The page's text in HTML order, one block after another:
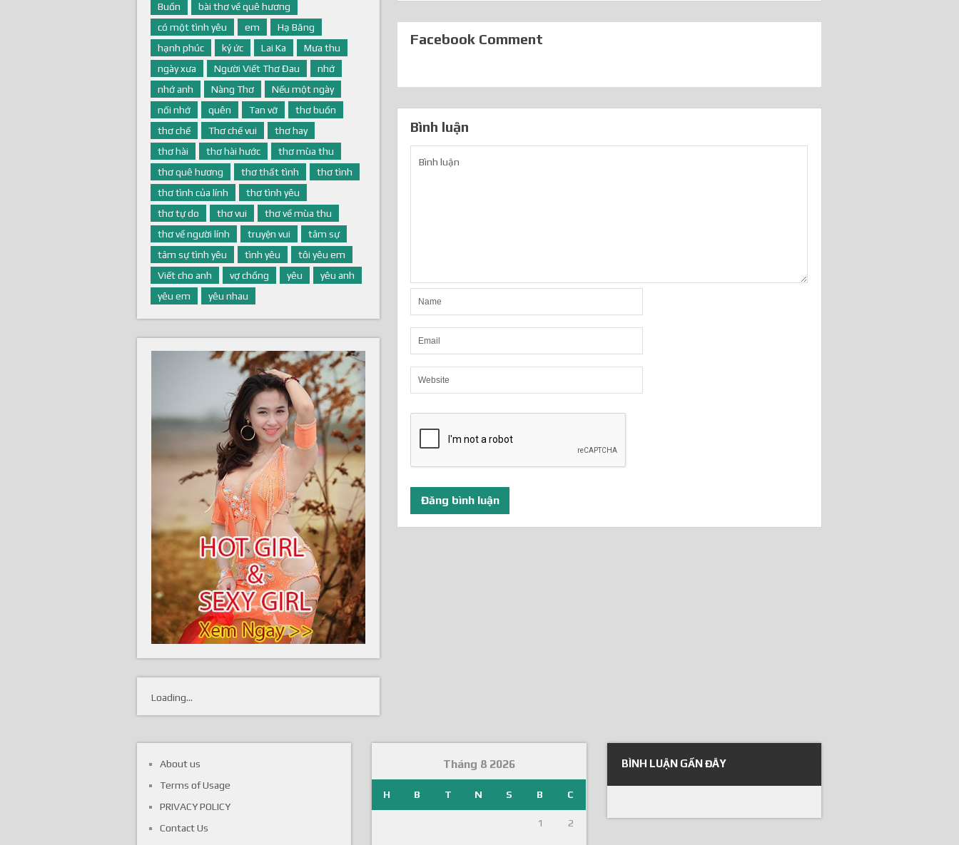
Facebook Comment
Bình luận
Buồn
bài thơ về quê hương
có một tình yêu
em
Hạ Băng
hạnh phúc
ký ức Lai Ka
Mưa thu
ngày xưa
Người Viết Thơ Đau
nhớ
nhớ anh
Nàng Thơ
Nếu một ngày
nối nhớ
quên Tan vỡ
thơ buồn
thơ chế
Thơ chế vui
thơ hay
thơ hài
thơ hài hước
thơ mùa thu
thơ quê hương
thơ thất tình
thơ tình
thơ tình của lính
thơ tình yêu
thơ tự do
thơ vui
thơ về mùa thu
thơ về người lính
truyện vui
tâm sự
tâm sự tình yêu
tình yêu
tôi yêu em
Viết cho anh
vợ chồng yêu
yêu anh
yêu em
yêu nhau
Loading...
About us
Terms of Usage
PRIVACY POLICY
Contact Us
Tháng 8 2026
H B T N S B C
1 2
BÌNH LUẬN GẦN ĐÂY